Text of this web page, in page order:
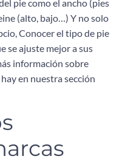
pie como el ancho (pies
(alto, bajo…) Y no solo
Conocer el tipo de pie
se ajuste mejor a sus
información sobre
en nuestra sección